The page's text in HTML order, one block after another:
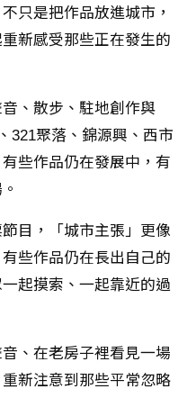
只是把作品放進城市，
新感受那些正在發生的
、散步、駐地創作與
321聚落、錦源興、西市
些作品仍在發展中，有
目，「城市主張」更像
些作品仍在長出自己的
起摸索、一起靠近的過
、在老房子裡看見一場
新注意到那些平常忽略